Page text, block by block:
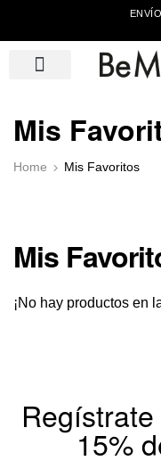
Mis
Home Mis Favoritos
Mis
¡No hay productos en
15%